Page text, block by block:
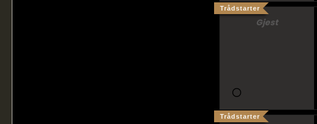
Gjest
Trådstarter
Trådstarter